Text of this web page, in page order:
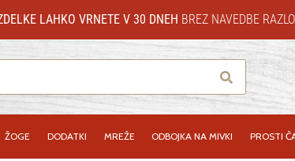
LAHKO VRNETE V 30 DNEH BREZ NAVEDBE
Iskanje
ŽOGE DODATKI MREŽE ODBOJKA NA MIVKI PROSTI